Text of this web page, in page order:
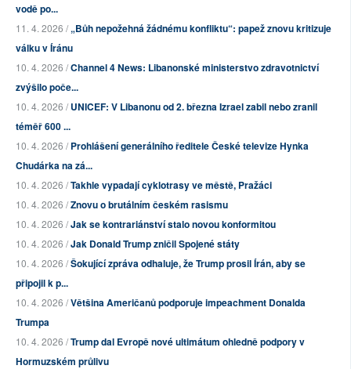
vodě po...
11. 4. 2026 /„Bůh nepožehná žádnému konfliktu“: papež znovu kritizuje
válku v Íránu
10. 4. 2026 /Channel 4 News: Libanonské ministerstvo zdravotnictví
zvýšilo poče...
10. 4. 2026 /UNICEF: V Libanonu od 2. března Izrael zabil nebo zranil
téměř 600 ...
10. 4. 2026 /Prohlášení generálního ředitele České televize Hynka
Chudárka na zá...
10. 4. 2026 /Takhle vypadají cyklotrasy ve městě, Pražáci
10. 4. 2026 /Znovu o brutálním českém rasismu
10. 4. 2026 /Jak se kontrariánství stalo novou konformitou
10. 4. 2026 /Jak Donald Trump zničil Spojené státy
10. 4. 2026 /Šokující zpráva odhaluje, že Trump prosil Írán, aby se
připojil k p...
10. 4. 2026 /Většina Američanů podporuje impeachment Donalda
Trumpa
10. 4. 2026 /Trump dal Evropě nové ultimátum ohledně podpory v
Hormuzském průlivu